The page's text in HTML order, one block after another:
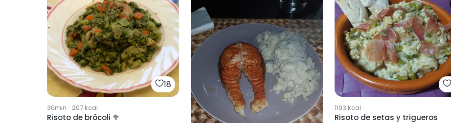
18
30min · 207kcal
Risoto de brócoli 🥦
1193 kcal
Risoto de setas y trigueros